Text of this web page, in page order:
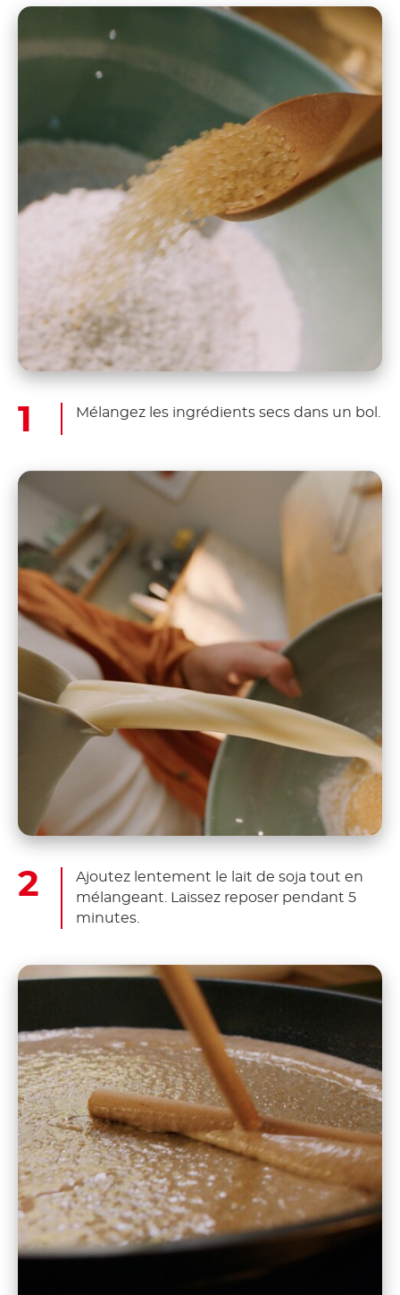
Mélangez les ingrédients secs dans un bol.
Ajoutez lentement le lait de soja tout en
mélangeant. Laissez reposer pendant 5
minutes.